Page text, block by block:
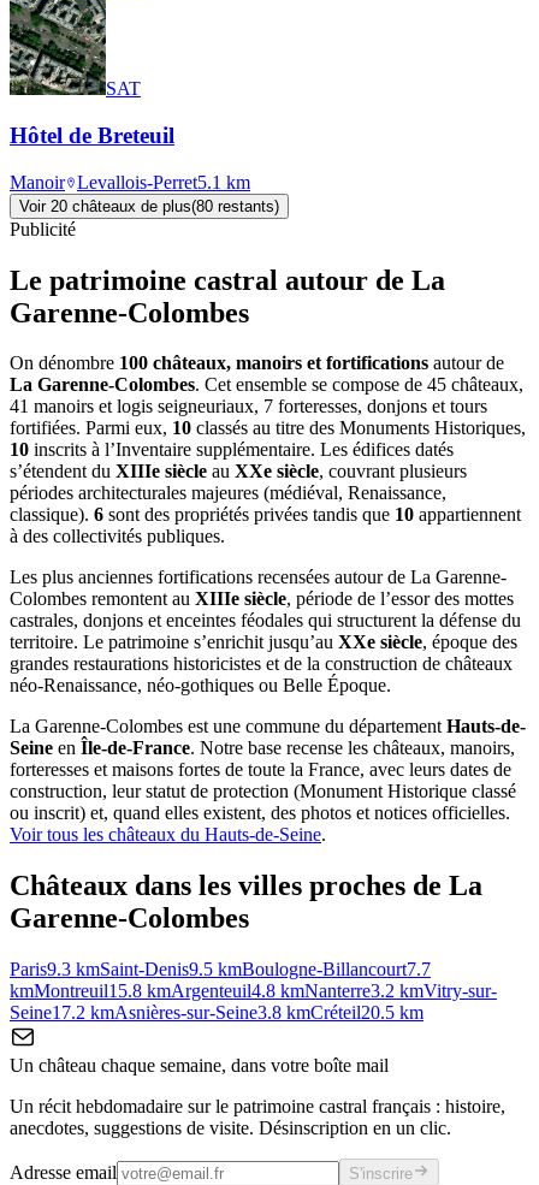
SAT
Hôtel de Breteuil
Manoir Levallois-Perret5.1 km
Voir 20 châteaux de plus(80 restants)
Publicité
Le patrimoine castral autour de La
Garenne-Colombes
On dénombre 100 châteaux, manoirs et fortifications autour de
La Garenne-Colombes. Cet ensemble se compose de 45 châteaux,
41 manoirs et logis seigneuriaux, 7 forteresses, donjons et tours
fortifiées. Parmi eux, 10 classés au titre des Monuments Historiques,
10 inscrits à l’Inventaire supplémentaire. Les édifices datés
s’étendent du XIIIe siècle au XXe siècle, couvrant plusieurs
périodes architecturales majeures (médiéval, Renaissance,
classique). 6 sont des propriétés privées tandis que 10 appartiennent
à des collectivités publiques.
Les plus anciennes fortifications recensées autour de La Garenne-
Colombes remontent au XIIIe siècle, période de l’essor des mottes
castrales, donjons et enceintes féodales qui structurent la défense du
territoire. Le patrimoine s’enrichit jusqu’au XXe siècle, époque des
grandes restaurations historicistes et de la construction de châteaux
néo-Renaissance, néo-gothiques ou Belle Époque.
La Garenne-Colombes est une commune du départementHauts-de-
Seine en Île-de-France. Notre base recense les châteaux, manoirs,
forteresses et maisons fortes de toute la France, avec leurs dates de
construction, leur statut de protection (Monument Historique classé
ou inscrit) et, quand elles existent, des photos et notices officielles.
Voir tous les châteaux du Hauts-de-Seine.
Châteaux dans les villes proches de La
Garenne-Colombes
Paris9.3 kmSaint-Denis9.5 kmBoulogne-Billancourt7.7
kmMontreuil15.8 kmArgenteuil4.8 kmNanterre3.2 kmVitry-sur-
Seine17.2 kmAsnières-sur-Seine3.8 kmCréteil20.5 km
Un château chaque semaine, dans votre boîte mail
Un récit hebdomadaire sur le patrimoine castral français : histoire,
anecdotes, suggestions de visite. Désinscription en un clic.
Adresse email S'inscrire